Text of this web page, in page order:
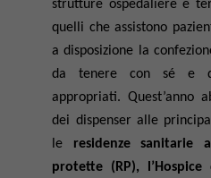
strutture ospedaliere e
quelli che assistono
a disposizione la
da tenere con sé e
appropriati. Quest’anno
dei dispenser alle
le residenze sanitarie
protette (RP),